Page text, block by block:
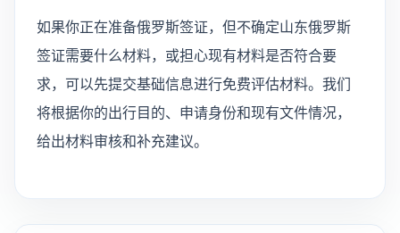
如果你正在准备俄罗斯签证，但不确定山东俄罗斯
签证需要什么材料，或担心现有材料是否符合要
求，可以先提交基础信息进行免费评估材料。我们
将根据你的出行目的、申请身份和现有文件情况，
给出材料审核和补充建议。